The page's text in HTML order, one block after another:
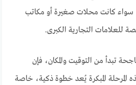
سواء كانت محلات صغيرة أو مكاتب
للعلامات التجارية الكبرى.
تبدأ من التوقيت والمكان، فإن
المرحلة المبكرة يُعد خطوة ذكية، خاصة